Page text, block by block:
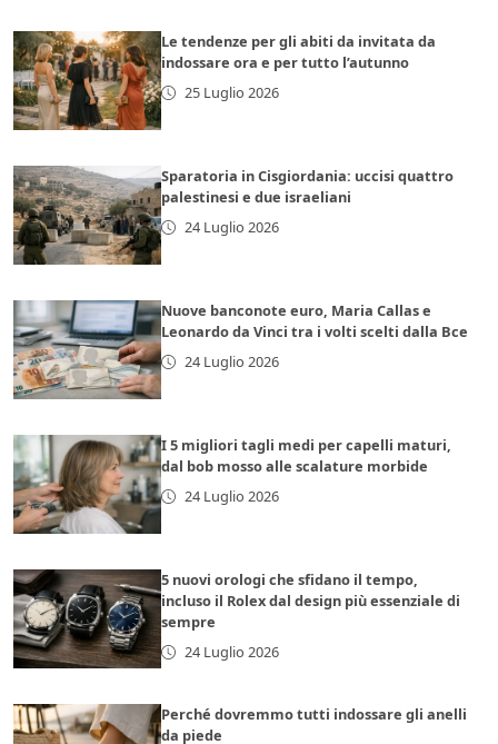
Le tendenze per gli abiti da invitata da
indossare ora e per tutto l’autunno
25 Luglio 2026
Sparatoria in Cisgiordania: uccisi quattro
palestinesi e due israeliani
24 Luglio 2026
Nuove banconote euro, Maria Callas e
Leonardo da Vinci tra i volti scelti dalla Bce
24 Luglio 2026
I 5 migliori tagli medi per capelli maturi,
dal bob mosso alle scalature morbide
24 Luglio 2026
5 nuovi orologi che sfidano il tempo,
incluso il Rolex dal design più essenziale di
sempre
24 Luglio 2026
Perché dovremmo tutti indossare gli anelli
da piede